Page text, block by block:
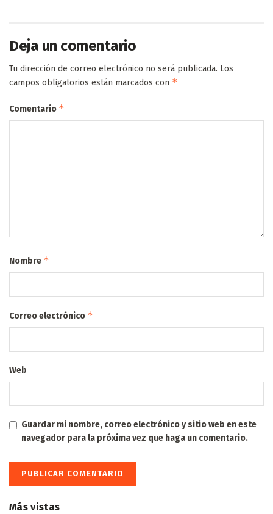
Deja un comentario
Tu dirección de correo electrónico no será publicada. Los
campos obligatorios están marcados con *
Comentario *
Nombre *
Correo electrónico *
Web
Guardar mi nombre, correo electrónico y sitio web en este
navegador para la próxima vez que haga un comentario.
Más vistas